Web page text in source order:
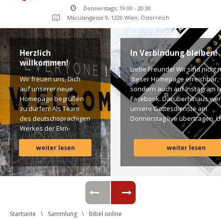
Donnerstags: 19:00 - 20:30
Maculangasse 9, 1220 Wien, Österreich
Herzlich
willkommen!
Wir freuen uns, Dich
auf unserer neue
Homepage begrüßen
zu dürfen! Als Team
des deutschsprachigen
Werkes der Elim-
Gemeinde ist es für
uns ein großes
Anliegen […]
weiter lesen
In Verbindung bleiben!
Liebe Freunde! Wir sind nicht
dieser Homepage erreichbar,
ondern auch auf Instagram
Facebook. Darüberhinaus
unsere Gottesdienste am
Donnerstag live übertragen.
findet Ihr dazu alle Links.
Segen! Live-Übertragung
Gottesdienst: http://
Instagram: http://elim.wien
Facebook:
https://www.facebook.com/
Photo by iabzd on Unsplash
weiter lesen
Startseite Sammlung Bibel online